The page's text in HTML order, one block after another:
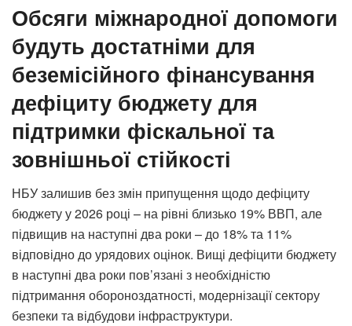
Обсяги міжнародної допомоги
будуть достатніми для
беземісійного фінансування
дефіциту бюджету для
підтримки фіскальної та
зовнішньої стійкості
НБУ залишив без змін припущення щодо дефіциту
бюджету у 2026 році – на рівні близько 19% ВВП, але
підвищив на наступні два роки – до 18% та 11%
відповідно до урядових оцінок. Вищі дефіцити бюджету
в наступні два роки пов’язані з необхідністю
підтримання обороноздатності, модернізації сектору
безпеки та відбудови інфраструктури.